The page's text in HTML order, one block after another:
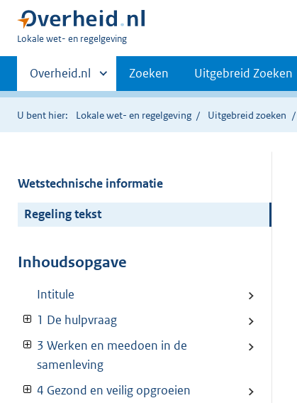
U
hier:
Lokale wet- en regelgeving
Primaire
navigatie
Andere
sites
binnen
Overheid.nl Zoeken Uitgebreid Zoeken
U bent hier: Lokale wet- en regelgeving Uitgebreid zoeken
Wetstechnische informatie
Regeling tekst
Inhoudsopgave
Intitule
1 De hulpvraag
3 Werken en meedoen in de
samenleving
4 Gezond en veilig opgroeien